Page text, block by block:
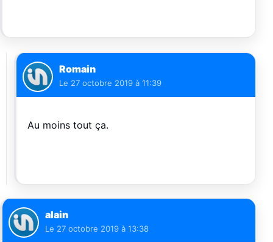
Romain
Le 27 octobre 2019 à 11:39
Au moins tout ça.
alain
Le 27 octobre 2019 à 13:38